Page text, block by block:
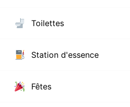
Toilettes
Station d'essence
Fêtes